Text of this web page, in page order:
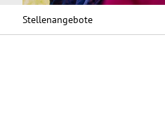
Stellenangebote